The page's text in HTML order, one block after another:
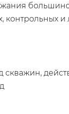
контрольных
скважин,